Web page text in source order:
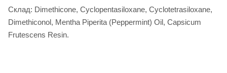
Склад: Dimethicone, Cyclopentasiloxane, Cyclotetrasiloxane,
Dimethiconol, Mentha Piperita (Peppermint) Oil, Capsicum
Frutescens Resin.